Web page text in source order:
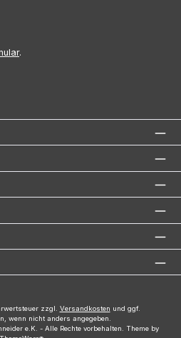
.
zzgl. Versandkosten und ggf.
wenn nicht anders angegeben.
e.K. - Alle Rechte vorbehalten. Theme by